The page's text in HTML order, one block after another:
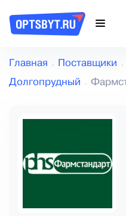
Главная Поставщики
Долгопрудный